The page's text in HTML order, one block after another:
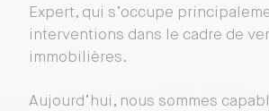
Expert, qui s’occupe
interventions dans le cadre de
immobilières.
Aujourd’hui, nous sommes